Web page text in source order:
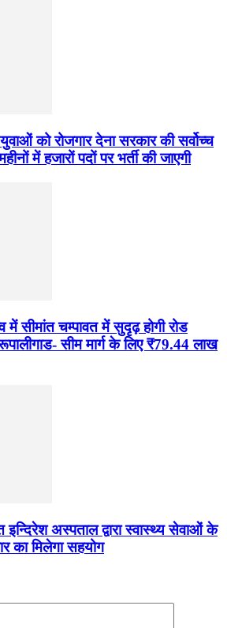
को रोजगार देना सरकार की सर्वोच्च
में हजारों पदों पर भर्ती की जाएगी
में सीमांत चम्पावत में सुदृढ़ होगी रोड
सीम मार्ग के लिए ₹79.44 लाख
अस्पताल द्वारा स्वास्थ्य सेवाओं के
का मिलेगा सहयोग